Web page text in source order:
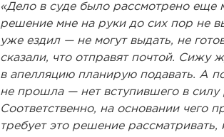
«Дело в суде было рассмотрено еще
решение мне на руки до сих пор не
уже ездил — не могут выдать, не
сказали, что отправят почтой. Сижу
в апелляцию планирую подавать. А
не прошла — нет вступившего в силу
Соответственно, на основании чего
требует это решение рассматривать,